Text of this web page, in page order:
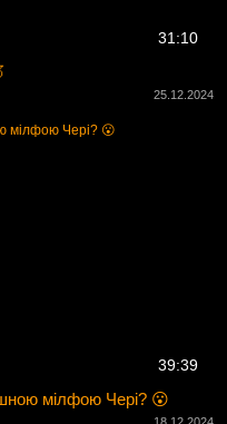
31:10
25.12.2024
39:39
мілфою Чері? 😮